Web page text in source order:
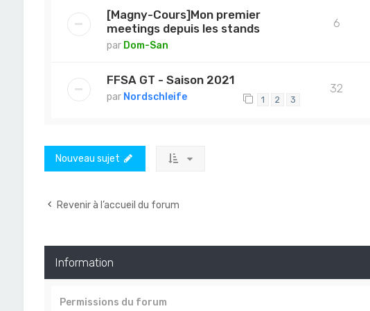
[Magny-Cours]Mon premier
meetings depuis les stands
par Dom-San
6
FFSA GT - Saison 2021
par Nordschleife 1 2 3
32
Nouveau sujet
Revenir à l’accueil du forum
Information
Permissions du forum